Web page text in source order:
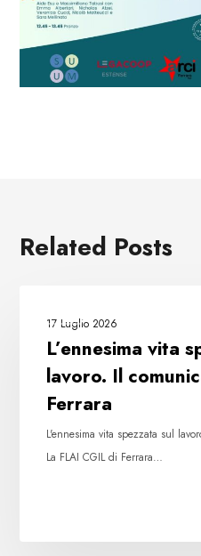
Related Posts
spezzata
lavoro.
comunicato
17 Luglio 2026
L’ennesima vita
lavoro. Il
Ferrara
L'ennesima vita spezzata sul
La FLAI CGIL di Ferrara…